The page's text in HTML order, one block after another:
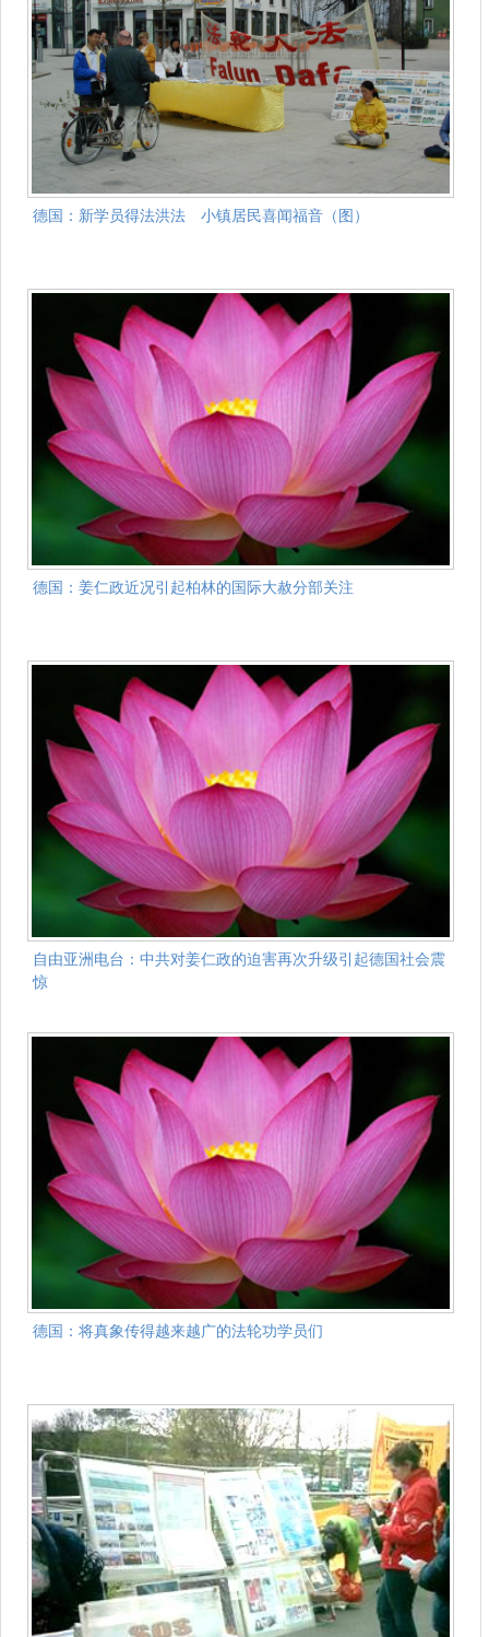
德国：新学员得法洪法 小镇居民喜闻福音（图）
德国：姜仁政近况引起柏林的国际大赦分部关注
自由亚洲电台：中共对姜仁政的迫害再次升级引起德国社会震
惊
德国：将真象传得越来越广的法轮功学员们